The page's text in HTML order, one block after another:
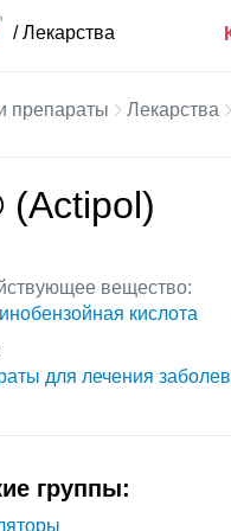
/ Лекарства
препараты Лекарства
(Actipol)
вещество:
кислота
для лечения
группы: